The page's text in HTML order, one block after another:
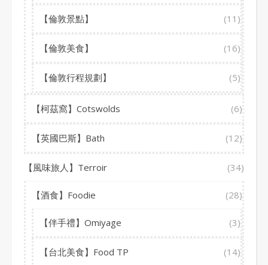
【倫敦景點】 (11)
【倫敦美食】 (16)
【倫敦行程規劃】 (5)
【柯茲窩】Cotswolds (6)
【英國巴斯】Bath (12)
【風味旅人】Terroir (34)
【酒食】Foodie (28)
【伴手禮】Omiyage (3)
【台北美食】Food TP (14)